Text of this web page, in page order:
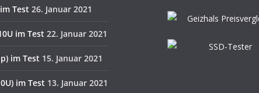
Test 26. Januar 2021
im Test 22. Januar 2021
im Test 15. Januar 2021
im Test 13. Januar 2021